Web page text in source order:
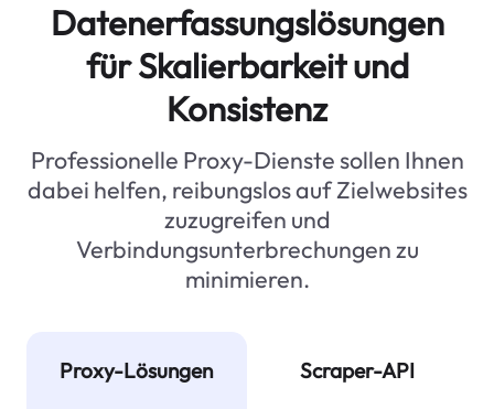
Datenerfassungslösungen
für Skalierbarkeit und
Konsistenz
Professionelle Proxy-Dienste sollen Ihnen
dabei helfen, reibungslos auf Zielwebsites
zuzugreifen und
Verbindungsunterbrechungen zu
minimieren.
Proxy-Lösungen Scraper-API